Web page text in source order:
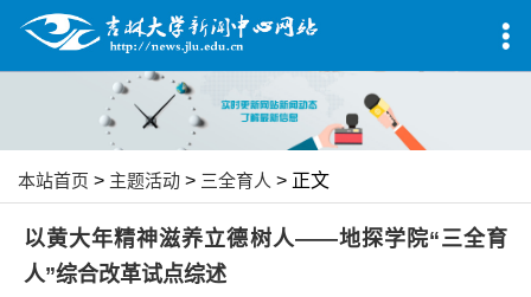
本站首页 > 主题活动 > 三全育人 > 正文
以黄大年精神滋养立德树人——地探学院“三全育
人”综合改革试点综述